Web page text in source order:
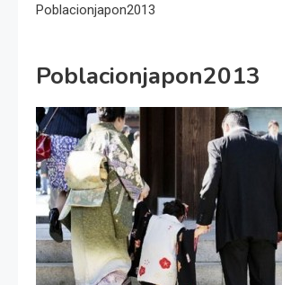
Poblacionjapon2013
Poblacionjapon2013